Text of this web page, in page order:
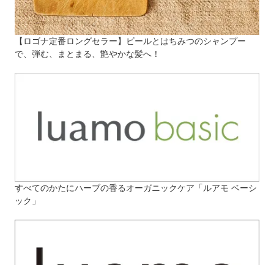
【ロゴナ定番ロングセラー】ビールとはちみつのシャンプー
で、弾む、まとまる、艶やかな髪へ！
すべてのかたにハーブの香るオーガニックケア「ルアモ ベーシ
ック」